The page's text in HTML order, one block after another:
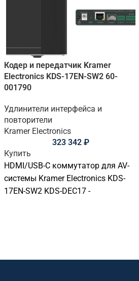
Кодер и передатчик Kramer
Electronics KDS-17EN-SW2 60-
001790
Удлинители интерфейса и
повторители
Kramer Electronics
323 342₽
Купить
HDMI/USB-C коммутатор для AV-
системы Kramer Electronics KDS-
17EN-SW2 KDS-DEC17 -